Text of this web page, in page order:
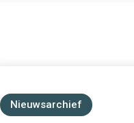
Nieuwsarchief